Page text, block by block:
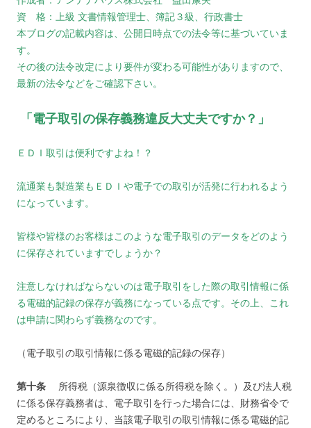
資 格：上級 文書情報管理士、簿記３級、行政書士
本ブログの記載内容は、公開日時点での法令等に基づいていま
す。
その後の法令改定により要件が変わる可能性がありますので、
最新の法令などをご確認下さい。
「電子取引の保存義務違反大丈夫ですか？」
ＥＤＩ取引は便利ですよね！？
流通業も製造業もＥＤＩや電子での取引が活発に行われるよう
になっています。
皆様や皆様のお客様はこのような電子取引のデータをどのよう
に保存されていますでしょうか？
注意しなければならないのは電子取引をした際の取引情報に係
る電磁的記録の保存が義務になっている点です。その上、これ
は申請に関わらず義務なのです。
（電子取引の取引情報に係る電磁的記録の保存）
第十条
所得税（源泉徴収に係る所得税を除く。）及び法人税
に係る保存義務者は、電子取引を行った場合には、財務省令で
定めるところにより、当該電子取引の取引情報に係る電磁的記